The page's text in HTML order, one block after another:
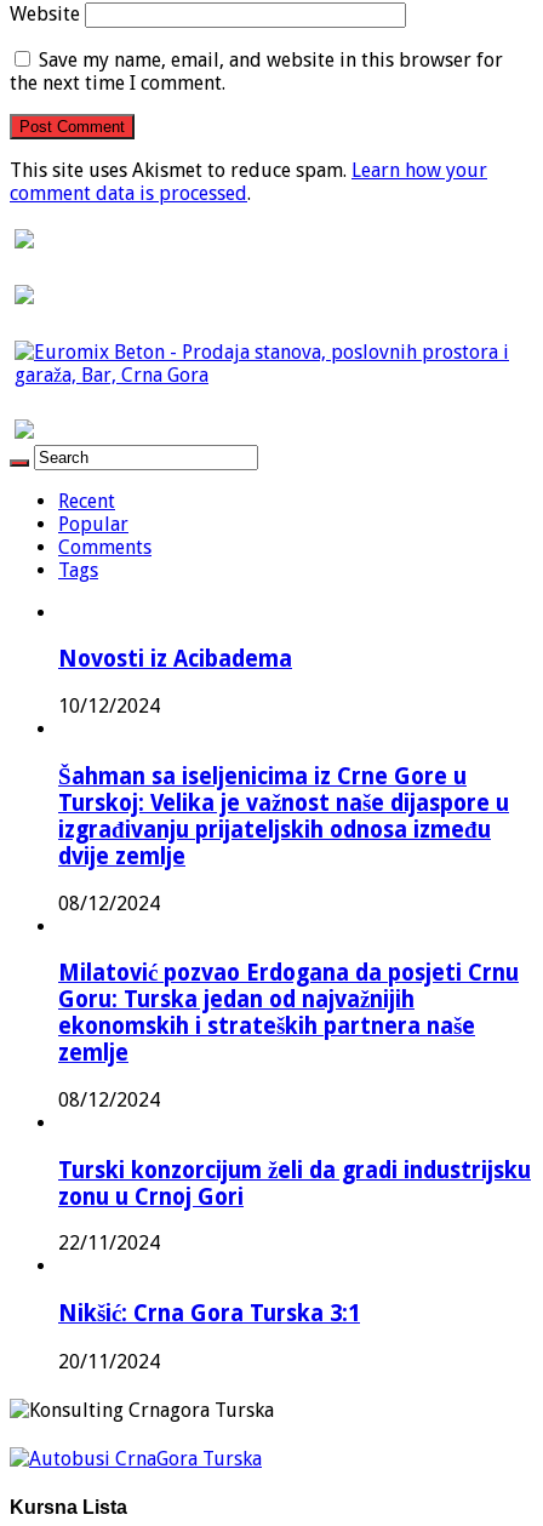
Website
Save my name, email, and website in this browser for
the next time I comment.
This site uses Akismet to reduce spam. Learn how your
comment data is processed.
Recent
Popular
Comments
Tags
Novosti iz Acibadema
10/12/2024
Šahman sa iseljenicima iz Crne Gore u
Turskoj: Velika je važnost naše dijaspore u
izgrađivanju prijateljskih odnosa između
dvije zemlje
08/12/2024
Milatović pozvao Erdogana da posjeti Crnu
Goru: Turska jedan od najvažnijih
ekonomskih i strateških partnera naše
zemlje
08/12/2024
Turski konzorcijum želi da gradi industrijsku
zonu u Crnoj Gori
22/11/2024
Nikšić: Crna Gora Turska 3:1
20/11/2024
Kursna Lista